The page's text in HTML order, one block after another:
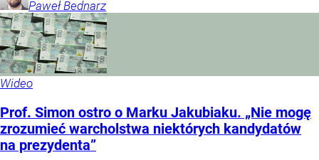
Paweł Bednarz
Wideo
Prof. Simon ostro o Marku Jakubiaku. „Nie mogę
zrozumieć warcholstwa niektórych kandydatów
na prezydenta”